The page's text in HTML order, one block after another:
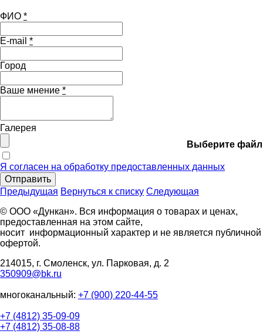
ФИО *
E-mail *
Город
Ваше мнение *
Галерея
Выберите файл
Я согласен на обработку предоставленных данных
Отправить
Предыдущая Вернуться к списку Следующая
© ООО «Дункан». Вся информация о товарах и ценах,
предоставленная на этом сайте,
носит информационный характер и не является публичной
офертой.
214015, г. Смоленск, ул. Парковая, д. 2
350909@bk.ru
многоканальный: +7 (900) 220-44-55
+7 (4812) 35-09-09
+7 (4812) 35-08-88